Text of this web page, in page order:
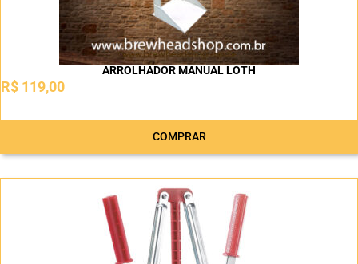
ARROLHADOR MANUAL LOTH
R$ 119,00
COMPRAR